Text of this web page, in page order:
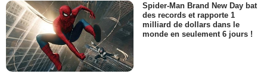
Spider-Man Brand New Day bat
des records et rapporte 1
milliard de dollars dans le
monde en seulement 6 jours !